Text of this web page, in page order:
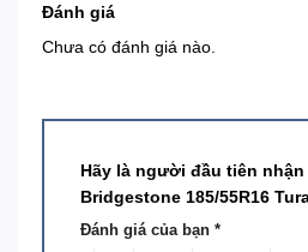
Đánh giá
Chưa có đánh giá nào.
Hãy là người đầu tiên nhận
Bridgestone 185/55R16
Đánh giá của bạn *